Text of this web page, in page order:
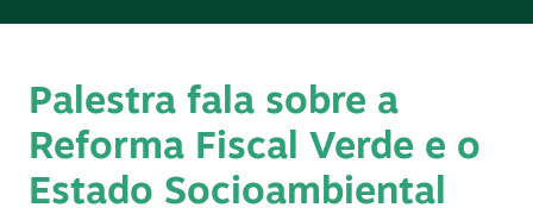
Palestra fala sobre a
Reforma Fiscal Verde e o
Estado Socioambiental